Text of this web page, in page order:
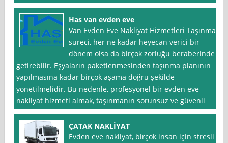
Has van evden eve
Van Evden Eve Nakliyat Hizmetleri Taşınma
süreci, her ne kadar heyecan verici bir
dönem olsa da birçok zorluğu beraberinde
getirebilir. Eşyaların paketlenmesinden taşınma planının
yapılmasına kadar birçok aşama doğru şekilde
yönetilmelidir. Bu nedenle, profesyonel bir evden eve
nakliyat hizmeti almak, taşınmanın sorunsuz ve güvenli
ÇATAK NAKLİYAT
Evden eve nakliyat, birçok insan için stresli